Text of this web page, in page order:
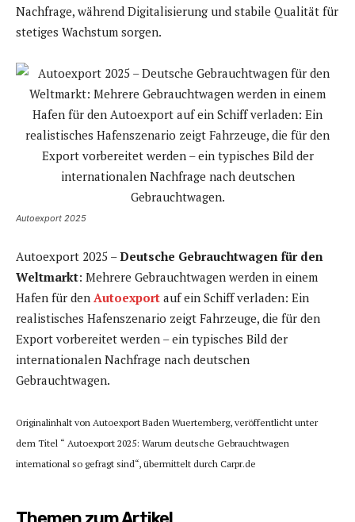
Nachfrage, während Digitalisierung und stabile Qualität für
stetiges Wachstum sorgen.
Autoexport 2025
Autoexport 2025 –Deutsche Gebrauchtwagen für den
Weltmarkt: Mehrere Gebrauchtwagen werden in einem
Hafen für den Autoexport auf ein Schiff verladen: Ein
realistisches Hafenszenario zeigt Fahrzeuge, die für den
Export vorbereitet werden – ein typisches Bild der
internationalen Nachfrage nach deutschen
Gebrauchtwagen.
Originalinhalt von Autoexport Baden Wuertemberg, veröffentlicht unter
dem Titel “ Autoexport 2025: Warum deutsche Gebrauchtwagen
international so gefragt sind“, übermittelt durch Carpr.de